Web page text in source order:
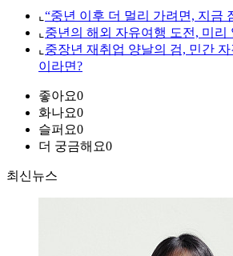
⌞ “중년 이후 더 멀리 가려면, 지금
⌞ 중년의 해외 자유여행 도전, 미리
⌞ 중장년 재취업 양날의 검, 민간
이라면?
좋아요0
화나요0
슬퍼요0
더 궁금해요0
최신뉴스